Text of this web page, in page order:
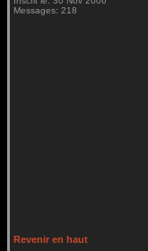
Messages: 218
Revenir en haut